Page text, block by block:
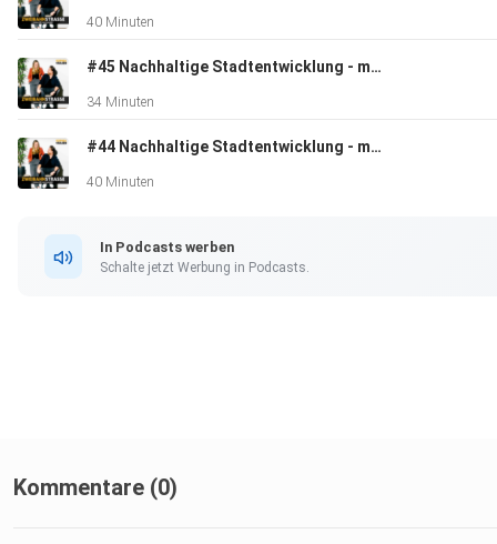
Website SHIFT Mobility: https://shift-mobility-ifa.com
LinkedIn Gruppe Podcast:
https://www.linkedin.com/groups/8994174/
YouTube
Hier kannst du den Podcast bewerten:
40 Minuten
#45 Nachhaltige Stadtentwicklung - mit Maximilian Schnizer (Bayrische Hausbau)
34 Minuten
#44 Nachhaltige Stadtentwicklung - mit Martha Marisa Wanat
40 Minuten
In Podcasts werben
Schalte jetzt Werbung in Podcasts.
Kommentare (0)